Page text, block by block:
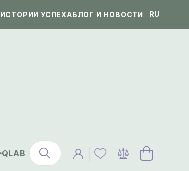
ИСТОРИИ УСПЕХАБЛОГ И НОВОСТИ RU
QLAB